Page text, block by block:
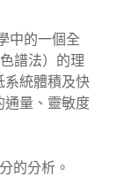
中的一個全
譜法）的理
系統體積及快
通量、靈敏度
的分析。